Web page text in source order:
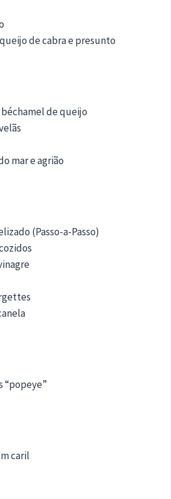
de cabra e presunto
béchamel de queijo
mar e agrião
(Passo-a-Passo)
“popeye”
caril